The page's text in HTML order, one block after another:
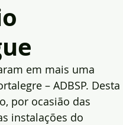
em mais uma
– ADBSP. Desta
por ocasião das
instalações do